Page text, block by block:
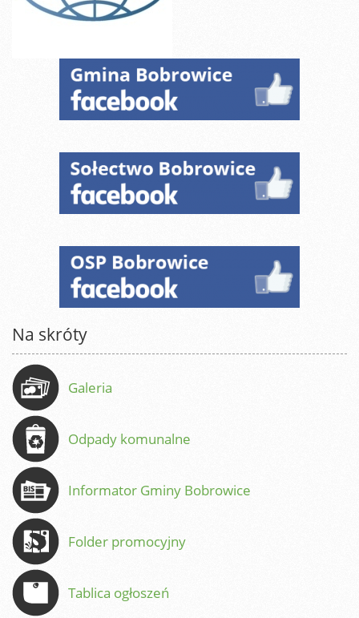
Na skróty
Galeria
Odpady komunalne
Informator Gminy Bobrowice
Folder promocyjny
Tablica ogłoszeń